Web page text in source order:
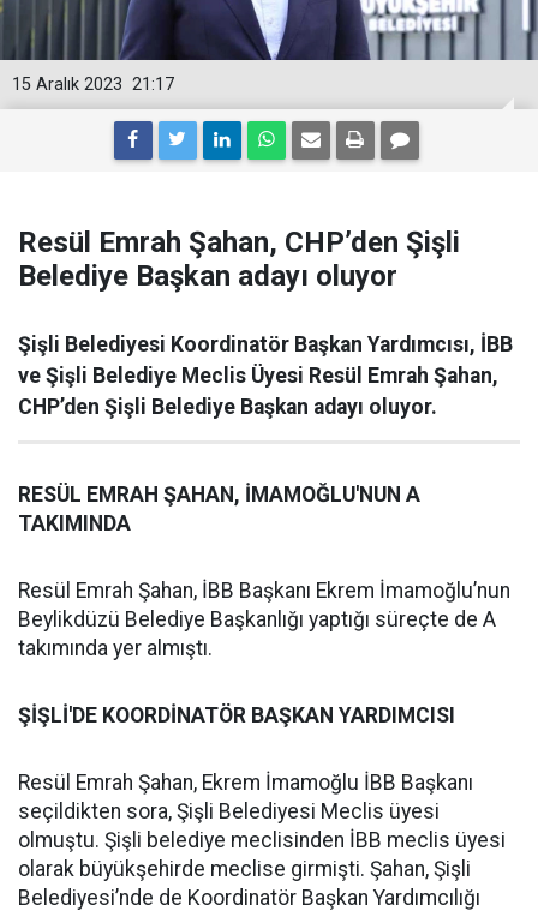
21:17
15 Aralık 2023
Resül Emrah Şahan, CHP’den Şişli
Belediye Başkan adayı oluyor
Şişli Belediyesi Koordinatör Başkan Yardımcısı, İBB
ve Şişli Belediye Meclis Üyesi Resül Emrah Şahan,
CHP’den Şişli Belediye Başkan adayı oluyor.
RESÜL EMRAH ŞAHAN, İMAMOĞLU'NUN A
TAKIMINDA
Resül Emrah Şahan, İBB Başkanı Ekrem İmamoğlu’nun
Beylikdüzü Belediye Başkanlığı yaptığı süreçte de A
takımında yer almıştı.
ŞİŞLİ'DE KOORDİNATÖR BAŞKAN YARDIMCISI
Resül Emrah Şahan, Ekrem İmamoğlu İBB Başkanı
seçildikten sora, Şişli Belediyesi Meclis üyesi
olmuştu. Şişli belediye meclisinden İBB meclis üyesi
olarak büyükşehirde meclise girmişti. Şahan, Şişli
Belediyesi’nde de Koordinatör Başkan Yardımcılığı